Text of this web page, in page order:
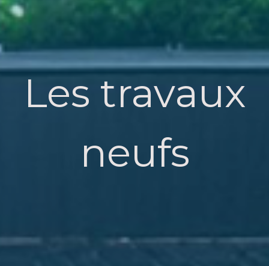
Les travaux
neufs